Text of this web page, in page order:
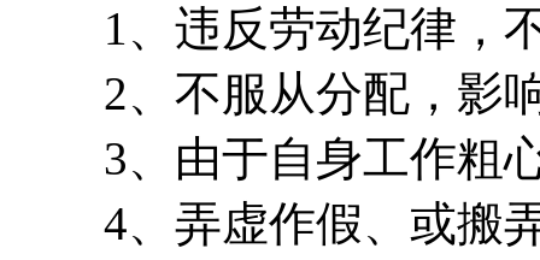
1、违反劳动纪律，
2、不服从分配，影响
3、由于自身工作粗心
4、弄虚作假、或搬弄